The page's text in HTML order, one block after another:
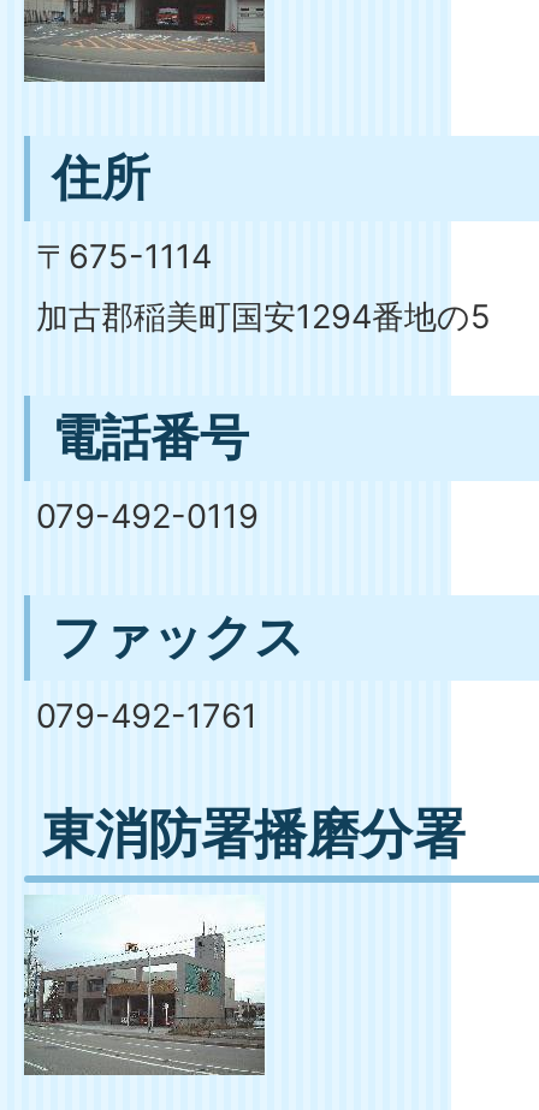
住所
〒675-1114
加古郡稲美町国安1294番地の5
電話番号
079-492-0119
ファックス
079-492-1761
東消防署播磨分署